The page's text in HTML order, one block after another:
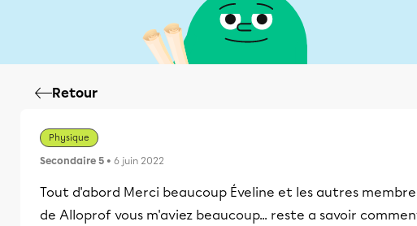
Retour
Physique
Secondaire 5 • 6 juin 2022
Tout d'abord Merci beaucoup Éveline et les autres membre
de Alloprof vous m'aviez beaucoup... reste a savoir